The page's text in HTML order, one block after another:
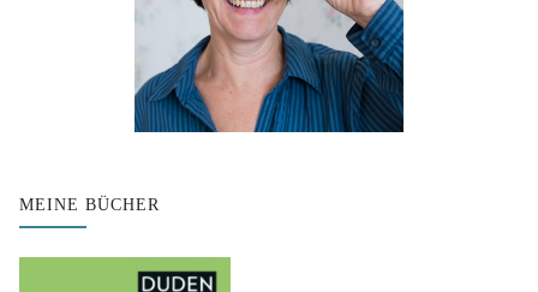
MEINE BÜCHER